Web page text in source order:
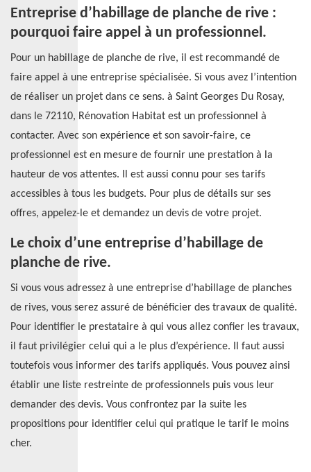
Entreprise d’habillage de planche de rive :
pourquoi faire appel à un professionnel.
Pour un habillage de planche de rive, il est recommandé de
faire appel à une entreprise spécialisée. Si vous avez l’intention
de réaliser un projet dans ce sens. à Saint Georges Du Rosay,
dans le 72110, Rénovation Habitat est un professionnel à
contacter. Avec son expérience et son savoir-faire, ce
professionnel est en mesure de fournir une prestation à la
hauteur de vos attentes. Il est aussi connu pour ses tarifs
accessibles à tous les budgets. Pour plus de détails sur ses
offres, appelez-le et demandez un devis de votre projet.
Le choix d’une entreprise d’habillage de
planche de rive.
Si vous vous adressez à une entreprise d’habillage de planches
de rives, vous serez assuré de bénéficier des travaux de qualité.
Pour identifier le prestataire à qui vous allez confier les travaux,
il faut privilégier celui qui a le plus d’expérience. Il faut aussi
toutefois vous informer des tarifs appliqués. Vous pouvez ainsi
établir une liste restreinte de professionnels puis vous leur
demander des devis. Vous confrontez par la suite les
propositions pour identifier celui qui pratique le tarif le moins
cher.